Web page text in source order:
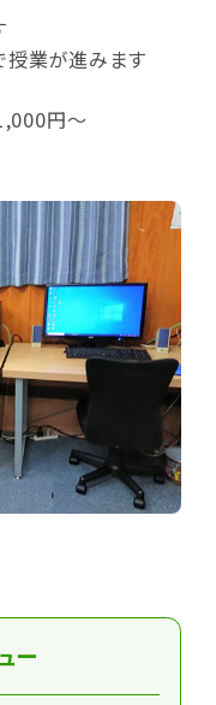
業が進みます
円～
ー